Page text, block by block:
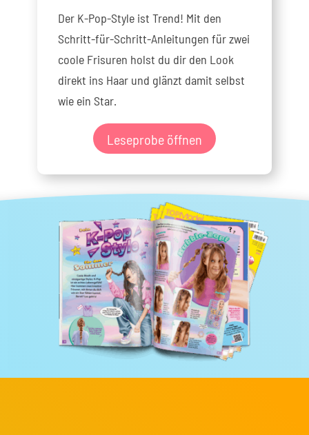
Der K-Pop-Style ist Trend! Mit den
Schritt-für-Schritt-Anleitungen für zwei
coole Frisuren holst du dir den Look
direkt ins Haar und glänzt damit selbst
wie ein Star.
Leseprobe öffnen